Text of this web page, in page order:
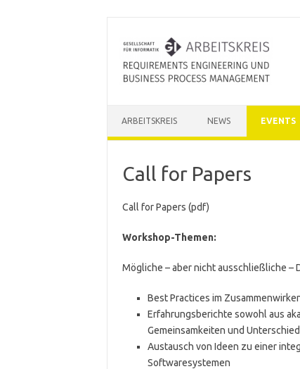
ARBEITSKREIS NEWS EVENTS
Call for Papers
Call for Papers (pdf)
Workshop-Themen:
Mögliche – aber nicht ausschließliche –
Best Practices im
Erfahrungsberichte sowohl aus
Gemeinsamkeiten und
Austausch von Ideen zu einer
Softwaresystemen